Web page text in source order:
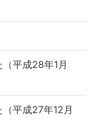
平成28年1月
平成27年12月